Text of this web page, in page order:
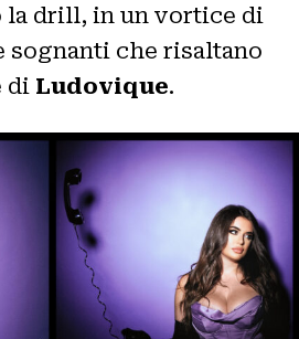
la drill, in un vortice di
sognanti che risaltano
di Ludovique.